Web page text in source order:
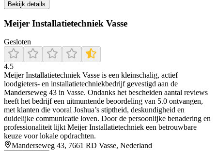
Bekijk details
Meijer Installatietechniek Vasse
Gesloten
4.5
Meijer Installatietechniek Vasse is een kleinschalig, actief
loodgieters- en installatietechniekbedrijf gevestigd aan de
Manderseweg 43 in Vasse. Ondanks het bescheiden aantal reviews
heeft het bedrijf een uitmuntende beoordeling van 5.0 ontvangen,
met klanten die vooral Joshua’s stiptheid, deskundigheid en
duidelijke communicatie loven. Door de persoonlijke benadering en
professionaliteit lijkt Meijer Installatietechniek een betrouwbare
keuze voor lokale opdrachten.
Manderseweg 43, 7661 RD Vasse, Nederland